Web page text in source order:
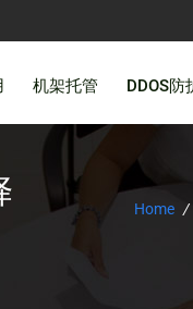
机架托管 DDOS防
Home /